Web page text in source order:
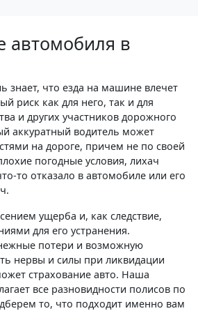
автомобиля в
знает, что езда на машине влечет
риск как для него, так и для
и других участников дорожного
аккуратный водитель может
на дороге, причем не по своей
погодные условия, лихач
то отказало в автомобиле или его
ущерба и, как следствие,
для его устранения.
потери и возможную
нервы и силы при ликвидации
страхование авто. Наша
все разновидности полисов по
то, что подходит именно вам